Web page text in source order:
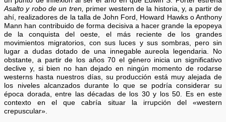
Asalto y robo de un tren, primer western de la historia, y, a partir de
ahí, realizadores de la talla de John Ford, Howard Hawks o Anthony
Mann han contribuido de forma decisiva a hacer grande la epopeya
de la conquista del oeste, el más reciente de los grandes
movimientos migratorios, con sus luces y sus sombras, pero sin
lugar a dudas dotado de una innegable aureola legendaria. No
obstante, a partir de los años 70 el género inicia un significativo
declive y, si bien no han dejado en ningún momento de rodarse
westerns hasta nuestros días, su producción está muy alejada de
los niveles alcanzados durante lo que se podría considerar su
época dorada, entre las décadas de los 30 y los 50. Es en este
contexto en el que cabría situar la irrupción del «western
crepuscular».